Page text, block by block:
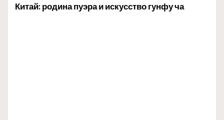
Китай: родина пуэра и искусство гунфу ча